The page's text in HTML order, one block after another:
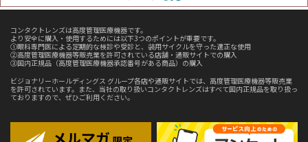
コンタクトレンズは高度管理医療機器です。
より安全に購入・使用するためには以下3つのポイントが重要です。
①眼科専門医による定期的な検診や受診と、装用サイクルを守った適正な使用
②高度管理医療機器等販売業を許可されている店舗・通販サイトでの購入
③国内正規品（高度管理医療機器承認番号がある商品）の購入
ビジョナリーホールディングス グループ各店や通販サイトでは、高度管理医療機器等販売業
を許可されています。また、当社の取り扱いコンタクトレンズはすべて国内正規品を取り扱っ
ておりますので、ぜひご利用ください。